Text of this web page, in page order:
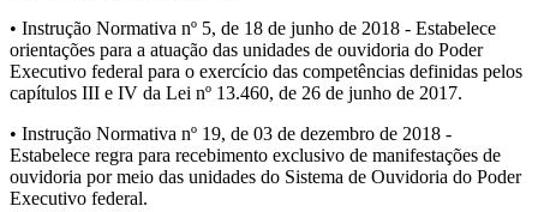
• Instrução Normativa nº 5, de 18 de junho de 2018 - Estabelece
orientações para a atuação das unidades de ouvidoria do Poder
Executivo federal para o exercício das competências definidas pelos
capítulos III e IV da Lei nº 13.460, de 26 de junho de 2017.
• Instrução Normativa nº 19, de 03 de dezembro de 2018 -
Estabelece regra para recebimento exclusivo de manifestações de
ouvidoria por meio das unidades do Sistema de Ouvidoria do Poder
Executivo federal.